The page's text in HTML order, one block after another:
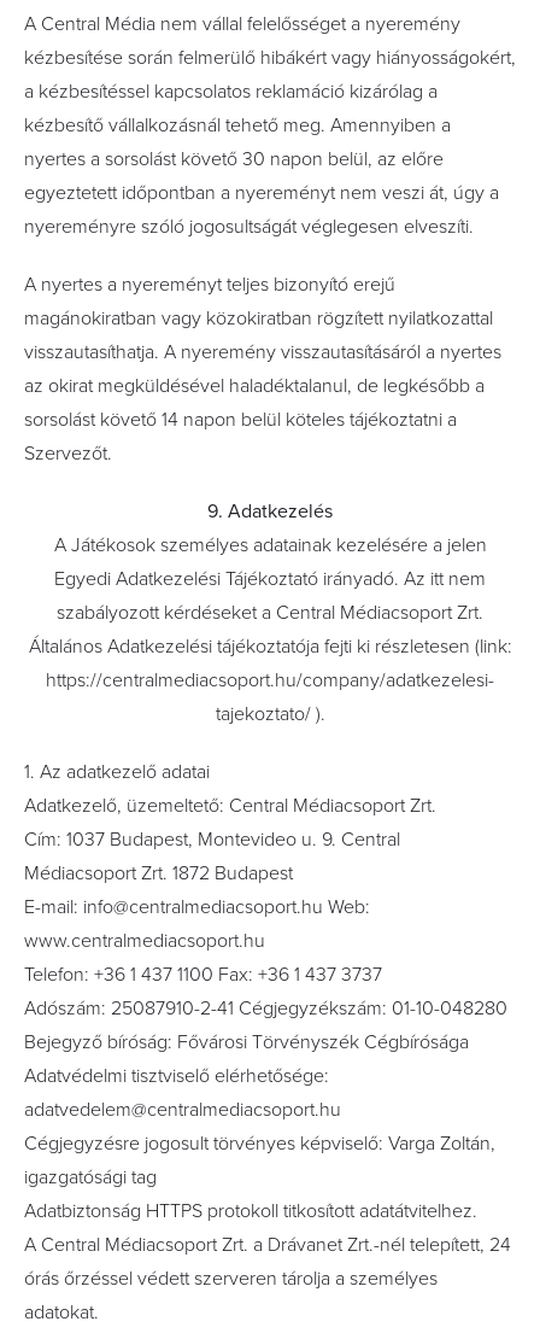
A Central Média nem vállal felelősséget a nyeremény
kézbesítése során felmerülő hibákért vagy hiányosságokért,
a kézbesítéssel kapcsolatos reklamáció kizárólag a
kézbesítő vállalkozásnál tehető meg. Amennyiben a
nyertes a sorsolást követő 30 napon belül, az előre
egyeztetett időpontban a nyereményt nem veszi át, úgy a
nyereményre szóló jogosultságát véglegesen elveszíti.
A nyertes a nyereményt teljes bizonyító erejű
magánokiratban vagy közokiratban rögzített nyilatkozattal
visszautasíthatja. A nyeremény visszautasításáról a nyertes
az okirat megküldésével haladéktalanul, de legkésőbb a
sorsolást követő 14 napon belül köteles tájékoztatni a
Szervezőt.
9. Adatkezelés
A Játékosok személyes adatainak kezelésére a jelen
Egyedi Adatkezelési Tájékoztató irányadó. Az itt nem
szabályozott kérdéseket a Central Médiacsoport Zrt.
Általános Adatkezelési tájékoztatója fejti ki részletesen (link:
https://centralmediacsoport.hu/company/adatkezelesi-
tajekoztato/ ).
1. Az adatkezelő adatai
Adatkezelő, üzemeltető: Central Médiacsoport Zrt.
Cím: 1037 Budapest, Montevideo u. 9. Central
Médiacsoport Zrt. 1872 Budapest
E-mail: info@centralmediacsoport.hu Web:
www.centralmediacsoport.hu
Telefon: +36 1 437 1100 Fax: +36 1 437 3737
Adószám: 25087910-2-41 Cégjegyzékszám: 01-10-048280
Bejegyző bíróság: Fővárosi Törvényszék Cégbírósága
Adatvédelmi tisztviselő elérhetősége:
adatvedelem@centralmediacsoport.hu
Cégjegyzésre jogosult törvényes képviselő: Varga Zoltán,
igazgatósági tag
Adatbiztonság HTTPS protokoll titkosított adatátvitelhez.
A Central Médiacsoport Zrt. a Drávanet Zrt.-nél telepített, 24
órás őrzéssel védett szerveren tárolja a személyes
adatokat.